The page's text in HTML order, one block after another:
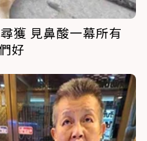
獲 見鼻酸一幕所有
好